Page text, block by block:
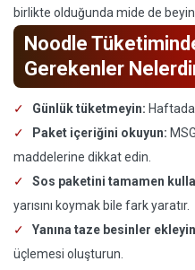
birlikte olduğunda mide de
Noodle
Gerekenler
Günlük tüketmeyin:
Paket içeriğini okuyun:
maddelerine dikkat edin.
Sos paketini tamamen
yarısını koymak bile fark yaratır.
Yanına taze besinler
üçlemesi oluşturun.